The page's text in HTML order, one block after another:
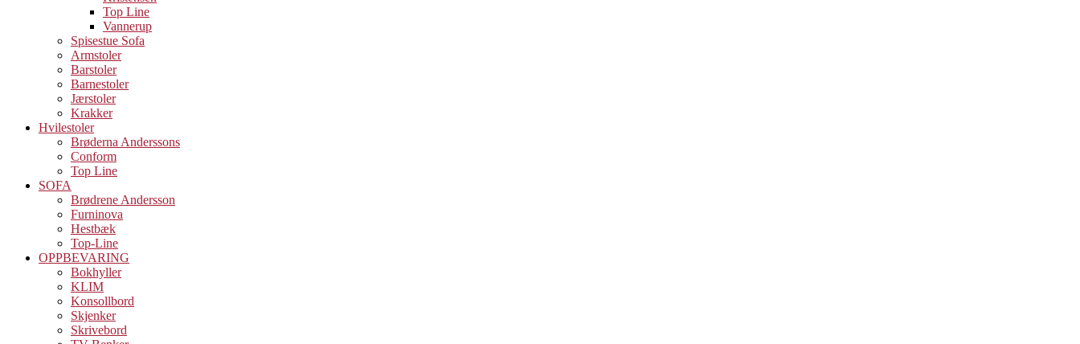
Top Line
Vannerup
Spisestue Sofa
Armstoler
Barstoler
Barnestoler
Jærstoler
Krakker
Hvilestoler
Brøderna Anderssons
Conform
Top Line
SOFA
Brødrene Andersson
Furninova
Hestbæk
Top-Line
OPPBEVARING
Bokhyller
KLIM
Konsollbord
Skjenker
Skrivebord